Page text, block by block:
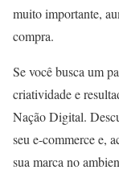
muito importante,
compra.
Se você busca um
criatividade e
Nação Digital.
seu e-commerce e,
sua marca no